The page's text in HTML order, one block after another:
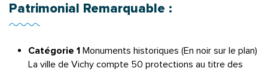
Patrimonial Remarquable :
Catégorie 1 Monuments historiques (En noir sur le plan)
La ville de Vichy compte 50 protections au titre des